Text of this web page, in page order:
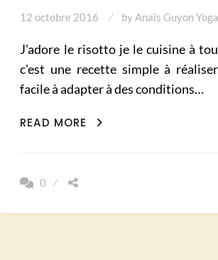
12 octobre 2016 byAnaïs Guyon Yoga
J'adore le risotto je le cuisine à
c'est une recette simple à
facile à adapter à des conditions…
READ MORE
RISOTTO
0